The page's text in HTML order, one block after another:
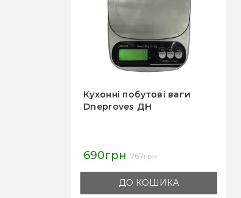
Побутові ваги Днепровес
FA-200
878грн 975грн
ДО КОШИКА